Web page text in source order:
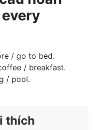
tả một thói
chọn “every
vẫn chọn “every
/ go to bed.
/ breakfast.
/ pool.
thích